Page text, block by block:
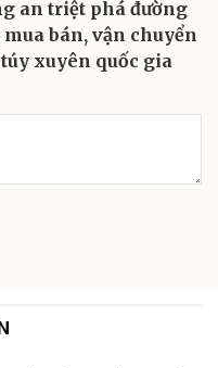
an triệt phá đường
mua bán, vận chuyển
xuyên quốc gia